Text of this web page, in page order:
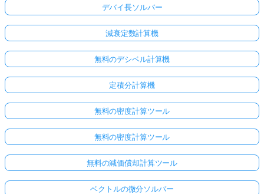
デバイ長ソルバー
減衰定数計算機
無料のデシベル計算機
定積分計算機
無料の密度計算ツール
無料の密度計算ツール
無料の減価償却計算ツール
ベクトルの微分ソルバー